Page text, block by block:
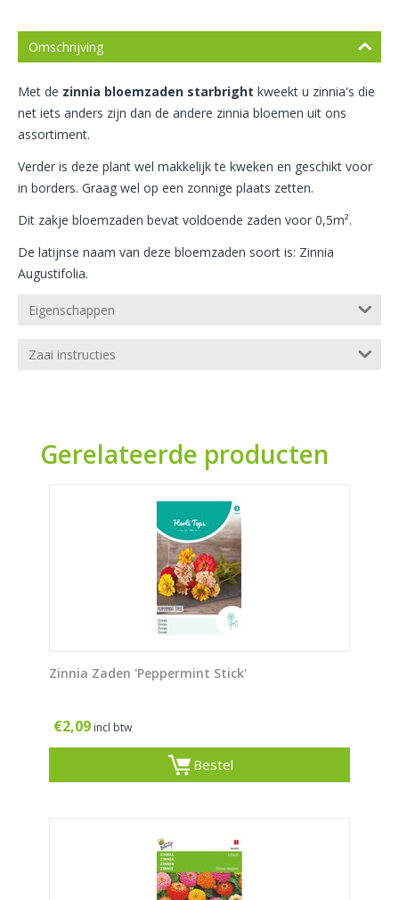
Omschrijving
Met de zinnia bloemzaden starbright kweekt u zinnia's die
net iets anders zijn dan de andere zinnia bloemen uit ons
assortiment.
Verder is deze plant wel makkelijk te kweken en geschikt voor
in borders. Graag wel op een zonnige plaats zetten.
Dit zakje bloemzaden bevat voldoende zaden voor 0,5m².
De latijnse naam van deze bloemzaden soort is: Zinnia
Augustifolia.
Eigenschappen
Zaai instructies
Gerelateerde producten
Zinnia Zaden 'Peppermint Stick'
€2,09 incl btw
Bestel